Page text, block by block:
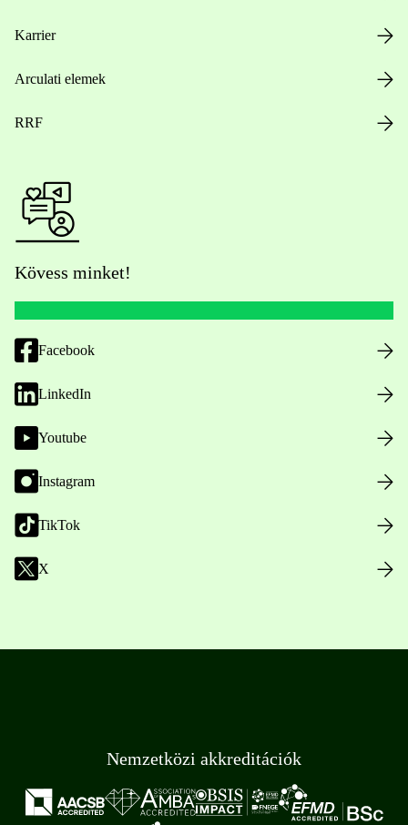
Karrier
Arculati elemek
RRF
Kövess minket!
Facebook
LinkedIn
Youtube
Instagram
TikTok
X
Nemzetközi akkreditációk